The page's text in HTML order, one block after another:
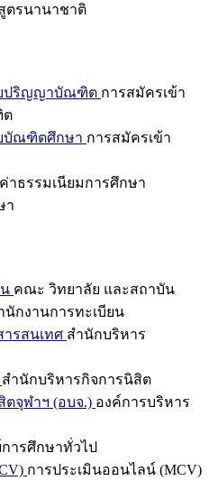
ตรนานาชาติ
บปริญญาบัณฑิต การสมัครเข้า
ต
บัณฑิตศึกษา การสมัครเข้า
ค่าธรรมเนียมการศึกษา
า
คณะ วิทยาลัย และสถาบัน
นักงานการทะเบียน
รสนเทศ สำนักบริหาร
สำนักบริหารกิจการนิสิต
จุฬาฯ (อบจ.) องค์การบริหาร
ารศึกษาทั่วไป
การประเมินออนไลน์ (MCV)